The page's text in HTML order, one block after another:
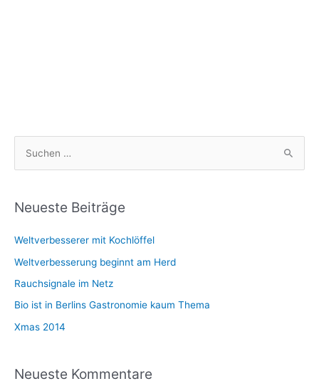
h
n
n
a
Neueste Beiträge
Weltverbesserer mit Kochlöffel
Weltverbesserung beginnt am Herd
Rauchsignale im Netz
Bio ist in Berlins Gastronomie kaum Thema
Xmas 2014
Neueste Kommentare